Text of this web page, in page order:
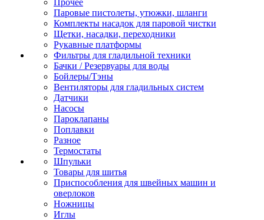
Прочее
Паровые пистолеты, утюжки, шланги
Комплекты насадок для паровой чистки
Щетки, насадки, переходники
Рукавные платформы
Фильтры для гладильной техники
Бачки / Резервуары для воды
Бойлеры/Тэны
Вентиляторы для гладильных систем
Датчики
Насосы
Пароклапаны
Поплавки
Разное
Термостаты
Шпульки
Товары для шитья
Приспособления для швейных машин и
оверлоков
Ножницы
Иглы